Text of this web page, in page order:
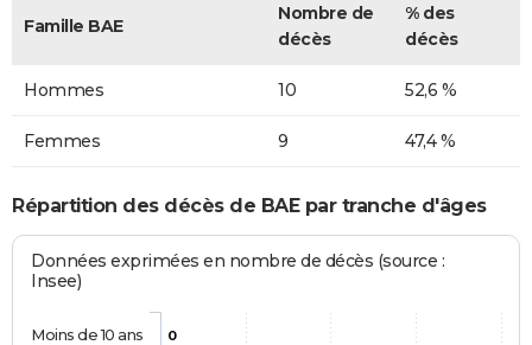
Famille BAE
Nombre de
décès
% des
décès
Hommes 10 52,6 %
Femmes 9 47,4 %
Répartition des décès de BAE par tranche d'âges
Données exprimées en nombre de décès (source :
Insee)
0
Moins de 10 ans